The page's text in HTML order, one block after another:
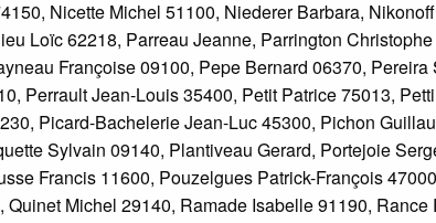
Nicette Michel 51100, Niederer Barbara,
Loïc 62218, Parreau Jeanne, Parrington
Françoise 09100, Pepe Bernard 06370, Pereira
Perrault Jean-Louis 35400, Petit Patrice 75013,
Picard-Bachelerie Jean-Luc 45300, Pichon
Sylvain 09140, Plantiveau Gerard, Portejoie
Francis 11600, Pouzelgues Patrick-François
Michel 29140, Ramade Isabelle 91190,